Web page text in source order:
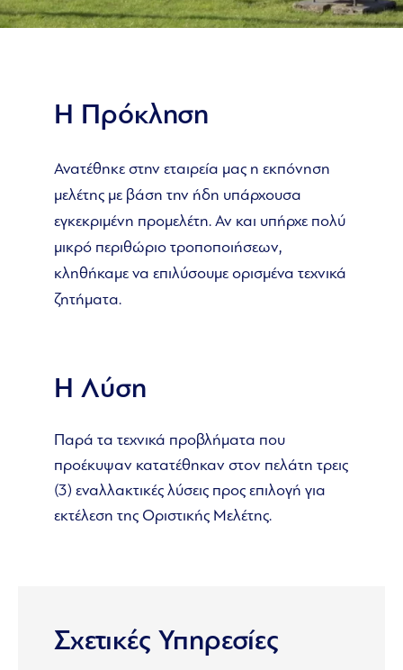
Η Πρόκληση
Ανατέθηκε στην εταιρεία μας η εκπόνηση
μελέτης με βάση την ήδη υπάρχουσα
εγκεκριμένη προμελέτη. Αν και υπήρχε πολύ
μικρό περιθώριο τροποποιήσεων,
κληθήκαμε να επιλύσουμε ορισμένα τεχνικά
ζητήματα.
Η Λύση
Παρά τα τεχνικά προβλήματα που
προέκυψαν κατατέθηκαν στον πελάτη τρεις
(3) εναλλακτικές λύσεις προς επιλογή για
εκτέλεση της Οριστικής Μελέτης.
Σχετικές Υπηρεσίες